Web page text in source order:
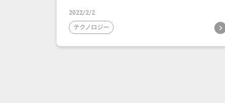
2022/2/2
テクノロジー